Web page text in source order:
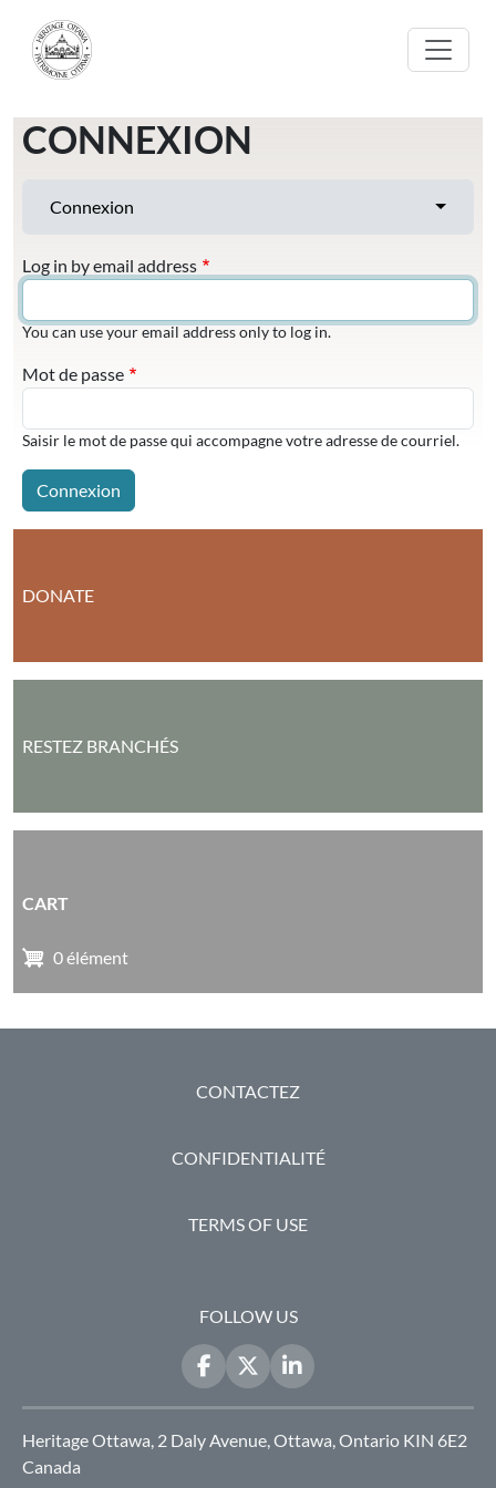
CONNEXION
ONGLETS PRINCIPAUX
Connexion Toggle
Log in by email address
You can use your email address only to log in.
Mot de passe
Saisir le mot de passe qui accompagne votre adresse de courriel.
DONATE
RESTEZ BRANCHÉS
CART
0 élément
PIED DE PAGECONTACTEZ
CONFIDENTIALITÉ
TERMS OF USE
FOLLOW US
Heritage Ottawa, 2 Daly Avenue, Ottawa, Ontario KIN 6E2
Canada